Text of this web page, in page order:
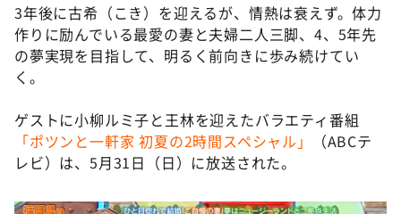
3年後に古希（こき）を迎えるが、情熱は衰えず。体力
作りに励んでいる最愛の妻と夫婦二人三脚、4、5年先
の夢実現を目指して、明るく前向きに歩み続けてい
く。
ゲストに小柳ルミ子と王林を迎えたバラエティ番組
「ポツンと一軒家 初夏の2時間スペシャル」
（ABCテ
レビ）は、5月31日（日）に放送された。